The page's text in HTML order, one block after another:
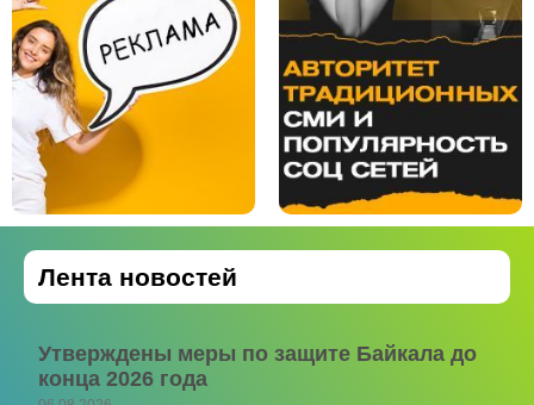
Лента новостей
Утверждены меры по защите Байкала до
конца 2026 года